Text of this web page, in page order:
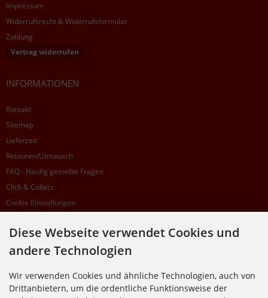
Impressum
Widerrufsrecht & Widerrufsformular
Zahlung
Vertrag widerrufen
INFORMATIONEN
Kontakt
Sitemap
Lieferzeit
Retouren/Umtausch
FAQ - Häufig gestellte Fragen
Click & Collect
Cookie Einstellungen
SUPPORTHOTLINE
Zu laufenden Aufträgen oder Fragen allgemein:
Montag, Dienstag, Donnerstag, Freitag: 10:00 - 16:00 Uhr
Diese Webseite verwendet Cookies und
andere Technologien
Wir verwenden Cookies und ähnliche Technologien, auch von
Drittanbietern, um die ordentliche Funktionsweise der